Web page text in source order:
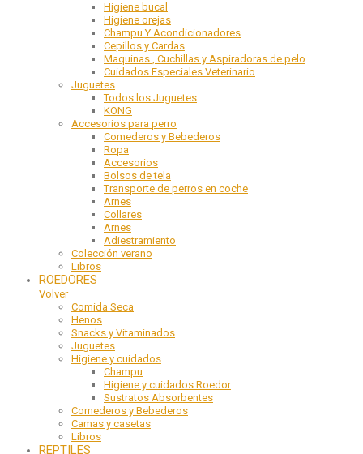
Higiene bucal
Higiene orejas
Champu Y Acondicionadores
Cepillos y Cardas
Maquinas , Cuchillas y Aspiradoras de pelo
Cuidados Especiales Veterinario
Juguetes
Todos los Juguetes
KONG
Accesorios para perro
Comederos y Bebederos
Ropa
Accesorios
Bolsos de tela
Transporte de perros en coche
Arnes
Collares
Arnes
Adiestramiento
Colección verano
Libros
ROEDORES
Volver
Comida Seca
Henos
Snacks y Vitaminados
Juguetes
Higiene y cuidados
Champu
Higiene y cuidados Roedor
Sustratos Absorbentes
Comederos y Bebederos
Camas y casetas
Libros
REPTILES